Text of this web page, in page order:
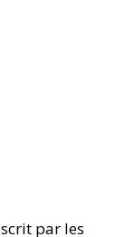
par les